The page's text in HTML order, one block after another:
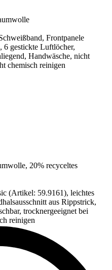
Frontpanele
6 gestickte Luftlöcher,
Handwäsche, nicht
chemisch reinigen
20% recyceltes
(Artikel: 59.9161), leichtes
aus Rippstrick,
trocknergeeignet bei
reinigen